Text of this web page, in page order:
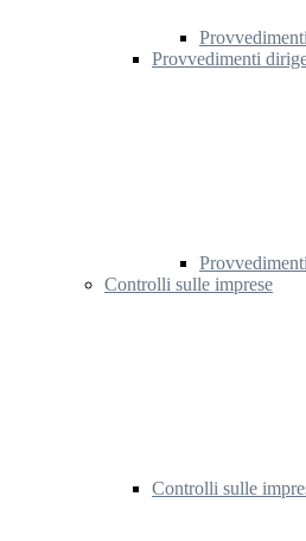
Provvedimenti
Controlli sulle imprese
Controlli sulle